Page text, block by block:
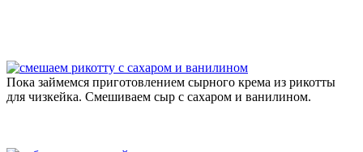
Пока займемся приготовлением сырного крема из рикотты
для чизкейка. Смешиваем сыр с сахаром и ванилином.